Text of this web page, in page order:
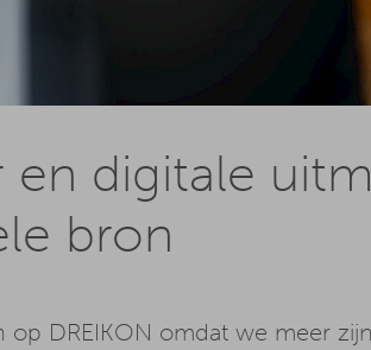
en digitale
bron
op DREIKON omdat we meer